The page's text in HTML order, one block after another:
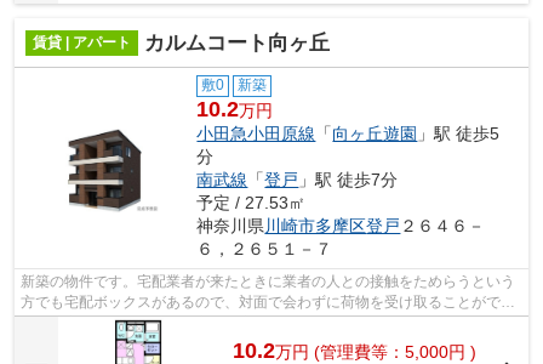
賃貸 | アパート カルムコート向ヶ丘
敷0 新築
10.2万円
小田急小田原線 「向ヶ丘遊園 」駅 徒歩5
分
南武線 「登戸 」駅 徒歩7分
予定 / 27.53㎡
神奈川県 川崎市多摩区登戸 ２６４６－
６，２６５１－７
新築の物件です。宅配業者が来たときに業者の人との接触をためらうという
方でも宅配ボックスがあるので、対面で会わずに荷物を受け取ることができ
ます。室内設備は洗面所独立・浴室乾...
10.2万円 (管理費等：5,000円 )